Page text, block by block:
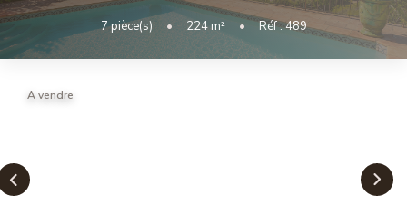
Nos Agences
Nos Équipes
7pièce(s) • 224m² • Réf : 489
A vendre